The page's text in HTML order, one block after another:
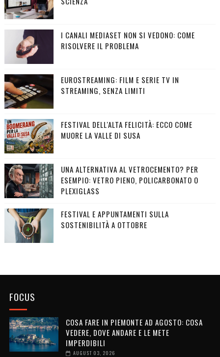
I CANALI MEDIASET NON SI VEDONO: COME
RISOLVERE IL PROBLEMA
EUROSTREAMING: FILM E SERIE TV IN
STREAMING, SENZA LIMITI
FESTIVAL DELL'ALTA FELICITÀ: ECCO COME
MUORE LA VALLE DI SUSA
UNA ALTERNATIVA AL VETROCEMENTO? PER
ESEMPIO: VETRO PIENO, POLICARBONATO O
PLEXIGLASS
FESTIVAL E APPUNTAMENTI SULLA
SOSTENIBILITÀ A OTTOBRE
FOCUS
COSA FARE IN PIEMONTE AD AGOSTO: COSA
VEDERE, DOVE ANDARE E LE METE
IMPERDIBILI
AUGUST 03, 2026